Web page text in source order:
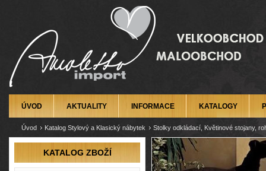
ÚVOD AKTUALITY INFORMACE KATALOGY
Úvod Katalog Stylový a Klasický nábytek Stolky odkládací, Květinové stojany,
KATALOG ZBOŽÍ